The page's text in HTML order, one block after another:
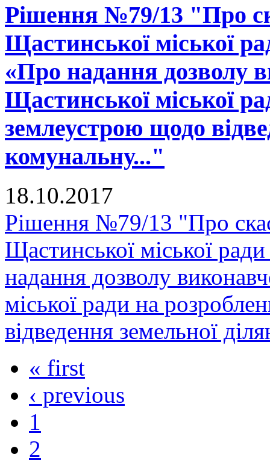
Рішення №79/13 "Про
Щастинської міської
«Про надання дозволу
Щастинської міської
землеустрою щодо
комунальну..."
18.10.2017
Рішення №79/13 "Про
Щастинської міської
надання дозволу
міської ради на
відведення земельної
« first
‹ previous
1
2